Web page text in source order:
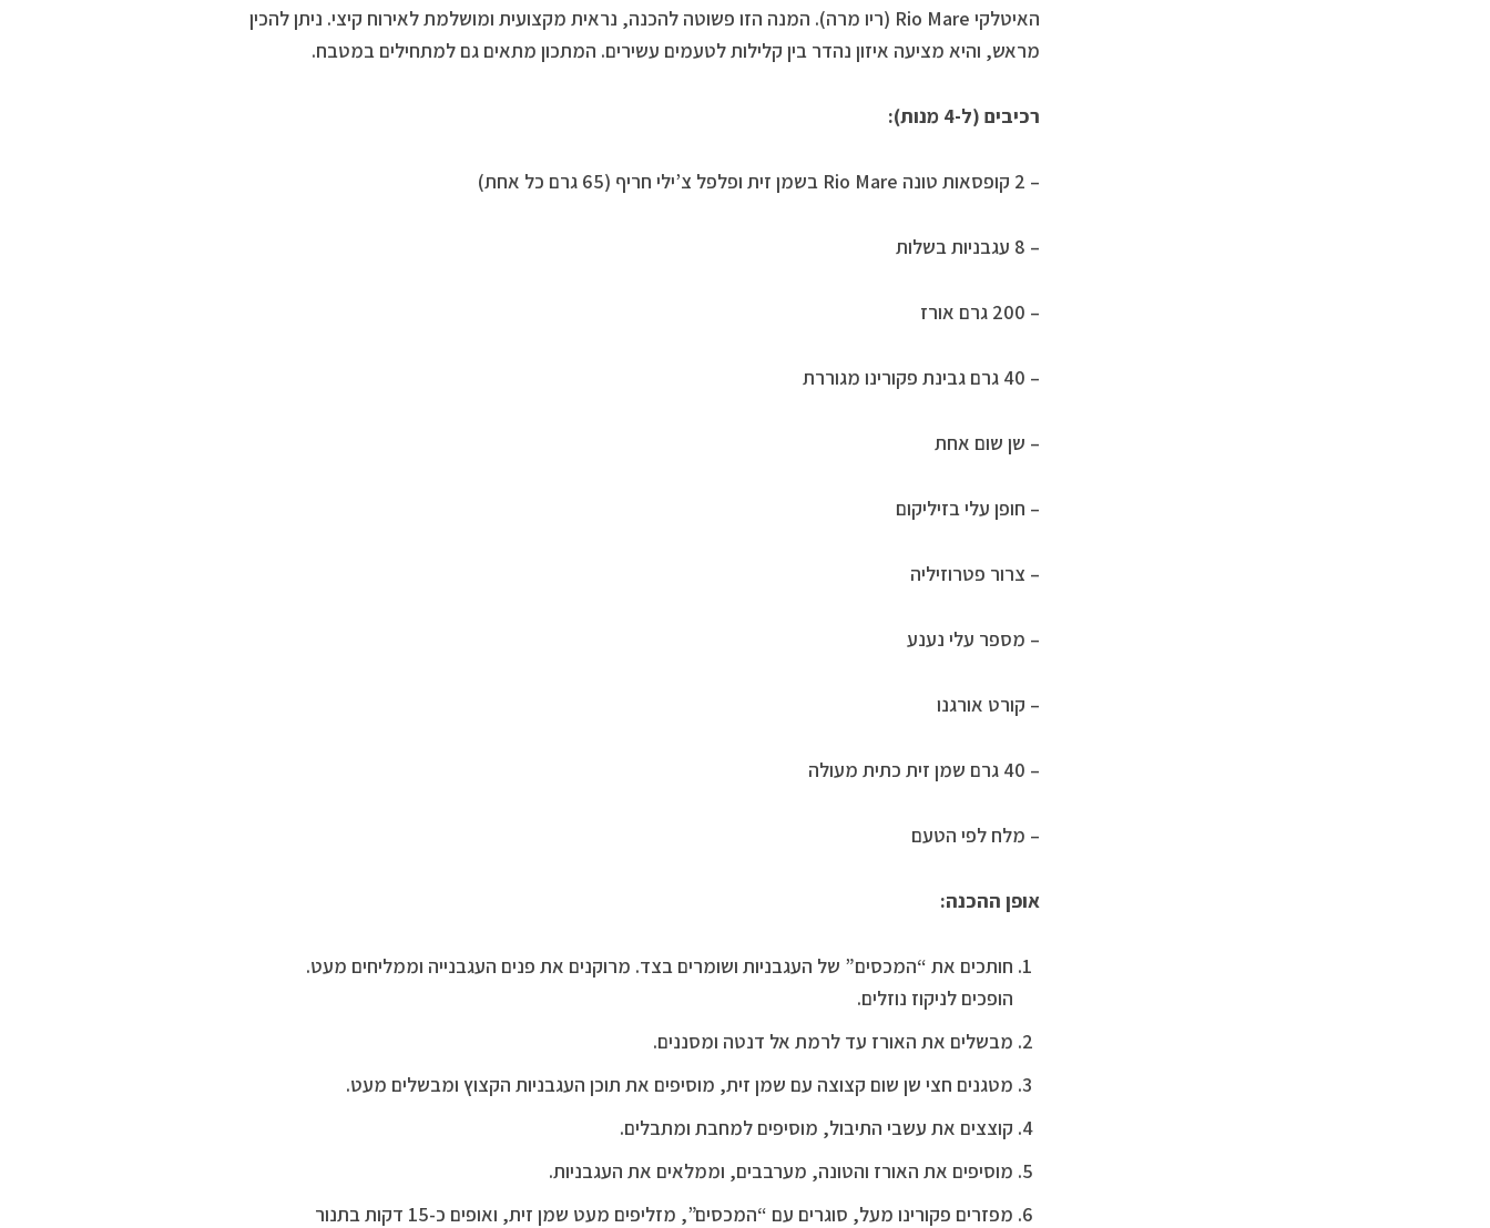
האיטלקי Rio Mare (ריו מרה). המנה הזו פשוטה להכנה, נראית מקצועית ומושלמת לאירוח קיצי. ניתן להכין
מראש, והיא מציעה איזון נהדר בין קלילות לטעמים עשירים. המתכון מתאים גם למתחילים במטבח.
רכיבים (ל-4 מנות):
– 2 קופסאות טונה Rio Mare בשמן זית ופלפל צ’ילי חריף (65 גרם כל אחת)
– 8 עגבניות בשלות
– 200 גרם אורז
– 40 גרם גבינת פקורינו מגוררת
– שן שום אחת
– חופן עלי בזיליקום
– צרור פטרוזיליה
– מספר עלי נענע
– קורט אורגנו
– 40 גרם שמן זית כתית מעולה
– מלח לפי הטעם
אופן ההכנה:
חותכים את “המכסים” של העגבניות ושומרים בצד. מרוקנים את פנים העגבנייה וממליחים מעט.
הופכים לניקוז נוזלים.
מבשלים את האורז עד לרמת אל דנטה ומסננים.
מטגנים חצי שן שום קצוצה עם שמן זית, מוסיפים את תוכן העגבניות הקצוץ ומבשלים מעט.
קוצצים את עשבי התיבול, מוסיפים למחבת ומתבלים.
מוסיפים את האורז והטונה, מערבבים, וממלאים את העגבניות.
מפזרים פקורינו מעל, סוגרים עם “המכסים”, מזליפים מעט שמן זית, ואופים כ-15 דקות בתנור